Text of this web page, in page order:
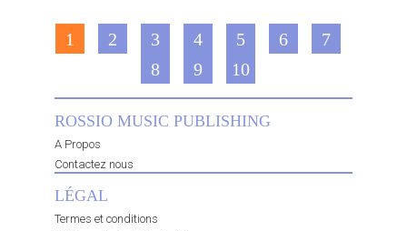
1 2 3 4 5 6
7
8
9 10
ROSSIO MUSIC PUBLISHING
A Propos
Contactez nous
LÉGAL
Termes et conditions